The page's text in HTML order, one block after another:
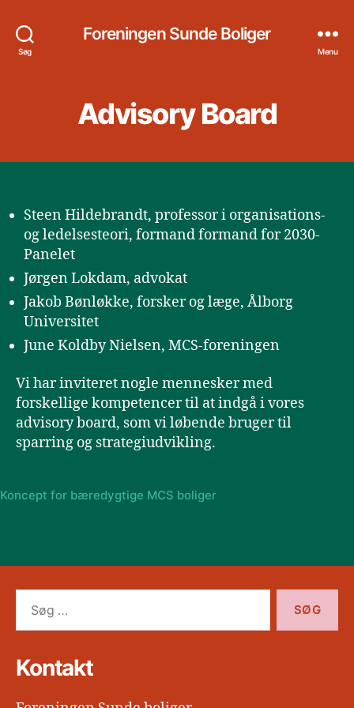
Søg
Foreningen Sunde Boliger
Menu
Advisory Board
Steen Hildebrandt, professor i organisations-
og ledelsesteori, formand formand for 2030-
Panelet
Jørgen Lokdam, advokat
Jakob Bønløkke, forsker og læge, Ålborg
Universitet
June Koldby Nielsen, MCS-foreningen
Vi har inviteret nogle mennesker med
forskellige kompetencer til at indgå i vores
advisory board, som vi løbende bruger til
sparring og strategiudvikling.
Koncept for bæredygtige MCS boliger
efter:
Kontakt